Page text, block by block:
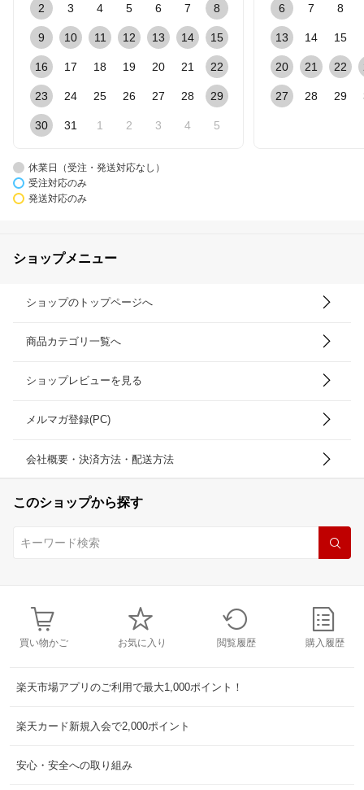
2 3 4 5 6 7 8
9 10 11 12 13 14 15
16 17 18 19 20 21 22
23 24 25 26 27 28 29
30 31 1 2 3 4 5
6 7 8
13 14 15
20 21 22
27 28 29
休業日（受注・発送対応なし）
受注対応のみ
発送対応のみ
ショップメニュー
ショップのトップページへ
商品カテゴリ一覧へ
ショップレビューを見る
メルマガ登録(PC)
会社概要・決済方法・配送方法
このショップから探す
買い物かご お気に入り 閲覧履歴 購入履歴
楽天市場アプリのご利用で最大1,000ポイント！
楽天カード新規入会で2,000ポイント
安心・安全への取り組み